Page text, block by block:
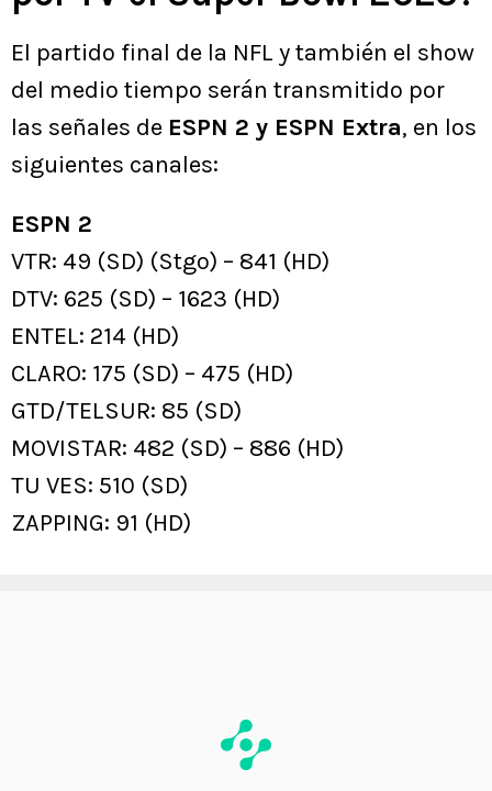
El partido final de la NFL y también el show
del medio tiempo serán transmitido por
las señales de ESPN 2 y ESPN Extra, en los
siguientes canales:
ESPN 2
VTR: 49 (SD) (Stgo) – 841 (HD)
DTV: 625 (SD) – 1623 (HD)
ENTEL: 214 (HD)
CLARO: 175 (SD) – 475 (HD)
GTD/TELSUR: 85 (SD)
MOVISTAR: 482 (SD) – 886 (HD)
TU VES: 510 (SD)
ZAPPING: 91 (HD)